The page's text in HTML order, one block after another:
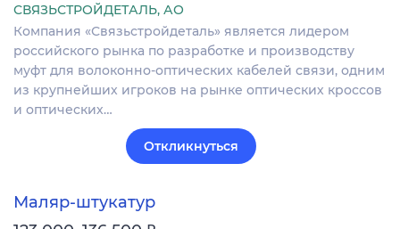
СВЯЗЬСТРОЙДЕТАЛЬ, АО
Компания «Связьстройдеталь» является лидером
российского рынка по разработке и производству
муфт для волоконно-оптических кабелей связи, одним
из крупнейших игроков на рынке оптических кроссов
и оптических…
Откликнуться
Маляр-штукатур